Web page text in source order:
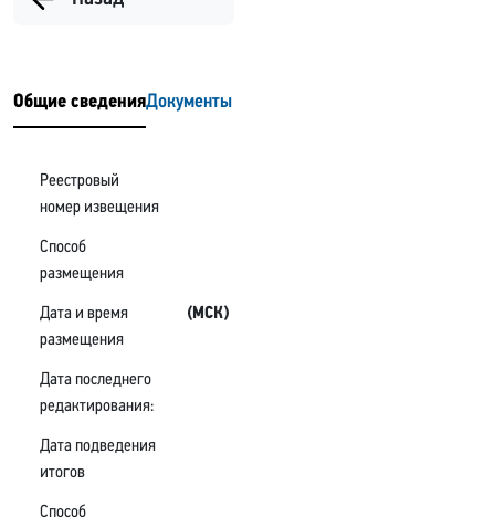
Общие сведенияДокументы
Реестровый
номер извещения
Способ
размещения
Дата и время
размещения
(МСК)
Дата последнего
редактирования:
Дата подведения
итогов
Способ